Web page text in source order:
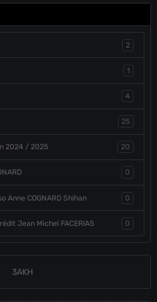
2
1
4
25
2024 / 2025 20
0
Anne COGNARD Shihan 0
Jean Michel FACERIAS 0
3AKH